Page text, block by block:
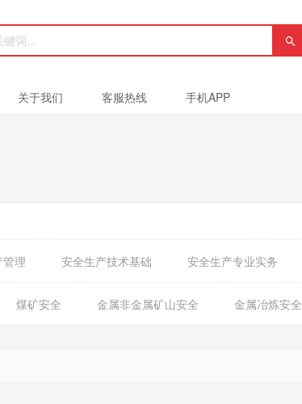
关于我们 客服热线 手机APP
理 安全生产技术基础 安全生产专业实务
煤矿安全 金属非金属矿山安全 金属冶炼安全